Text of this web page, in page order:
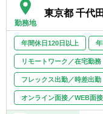
種
■会
■そ
業務
【ク
業
ト
勤務地
東京都 千代
年間休日120日以上
リモートワーク／在宅勤務
フレックス出勤／時差出勤
オンライン面接／WEB面接